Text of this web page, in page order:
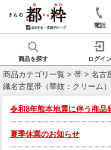
電話
商品を探す ログイン
商品カテゴリ一覧 > 帯 > 名古
織名古屋帯（華紋：クリーム）
令和8年熊本地震に伴う商品
夏季休業のお知らせ